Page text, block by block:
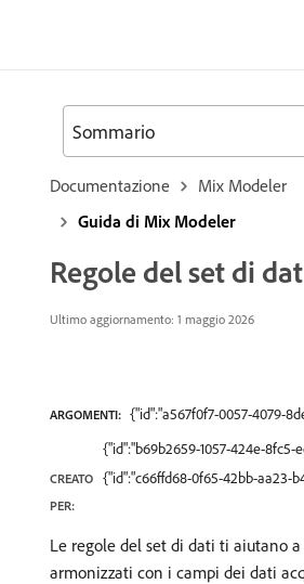
Documentazione
Mix Modeler
Guida di Mix Modeler
Regole del set di
Ultimo aggiornamento: 1 maggio 2026
ARGOMENTI: {"id":"a567f0f7-0057-4079-
CREATO
PER:
{"id":"b69b2659-1057-424e-8fc5-
{"id":"c66ffd68-0f65-42bb-aa23-
Le regole del set di dati ti aiutano
armonizzati con i campi dei dati
Sommario